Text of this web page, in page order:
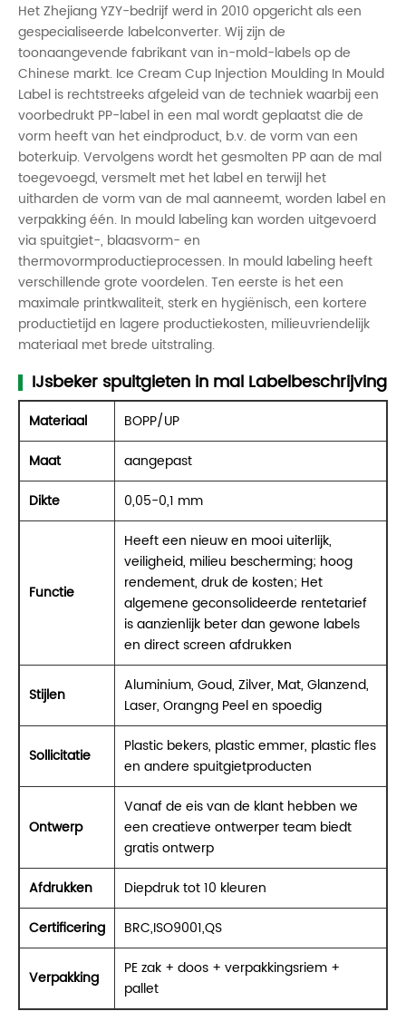
Het Zhejiang YZY-bedrijf werd in 2010 opgericht als een
gespecialiseerde labelconverter. Wij zijn de
toonaangevende fabrikant van in-mold-labels op de
Chinese markt. Ice Cream Cup Injection Moulding In Mould
Label is rechtstreeks afgeleid van de techniek waarbij een
voorbedrukt PP-label in een mal wordt geplaatst die de
vorm heeft van het eindproduct, b.v. de vorm van een
boterkuip. Vervolgens wordt het gesmolten PP aan de mal
toegevoegd, versmelt met het label en terwijl het
uitharden de vorm van de mal aanneemt, worden label en
verpakking één. In mould labeling kan worden uitgevoerd
via spuitgiet-, blaasvorm- en
thermovormproductieprocessen. In mould labeling heeft
verschillende grote voordelen. Ten eerste is het een
maximale printkwaliteit, sterk en hygiënisch, een kortere
productietijd en lagere productiekosten, milieuvriendelijk
materiaal met brede uitstraling.
IJsbeker spuitgieten in mal Labelbeschrijving
Materiaal
BOPP/UP
Maat
aangepast
Dikte
0,05-0,1 mm
Functie
Heeft een nieuw en mooi uiterlijk,
veiligheid, milieu bescherming; hoog
rendement, druk de kosten; Het
algemene geconsolideerde rentetarief
is aanzienlijk beter dan gewone labels
en direct screen afdrukken
Stijlen
Aluminium, Goud, Zilver, Mat, Glanzend,
Laser, Orangng Peel en spoedig
Sollicitatie
Plastic bekers, plastic emmer, plastic fles
en andere spuitgietproducten
Ontwerp
Vanaf de eis van de klant hebben we
een creatieve ontwerper team biedt
gratis ontwerp
Afdrukken
Diepdruk tot 10 kleuren
Certificering
BRC,ISO9001,QS
Verpakking
PE zak + doos + verpakkingsriem +
pallet